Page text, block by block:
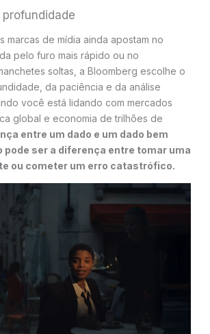
marcas de mídia ainda apostam no
pelo furo mais rápido ou no
soltas, a Bloomberg escolhe o
da paciência e da análise
você está lidando com mercados
global e economia de trilhões de
entre um dado e um dado bem
pode ser a diferença entre tomar uma
ou cometer um erro catastrófico.